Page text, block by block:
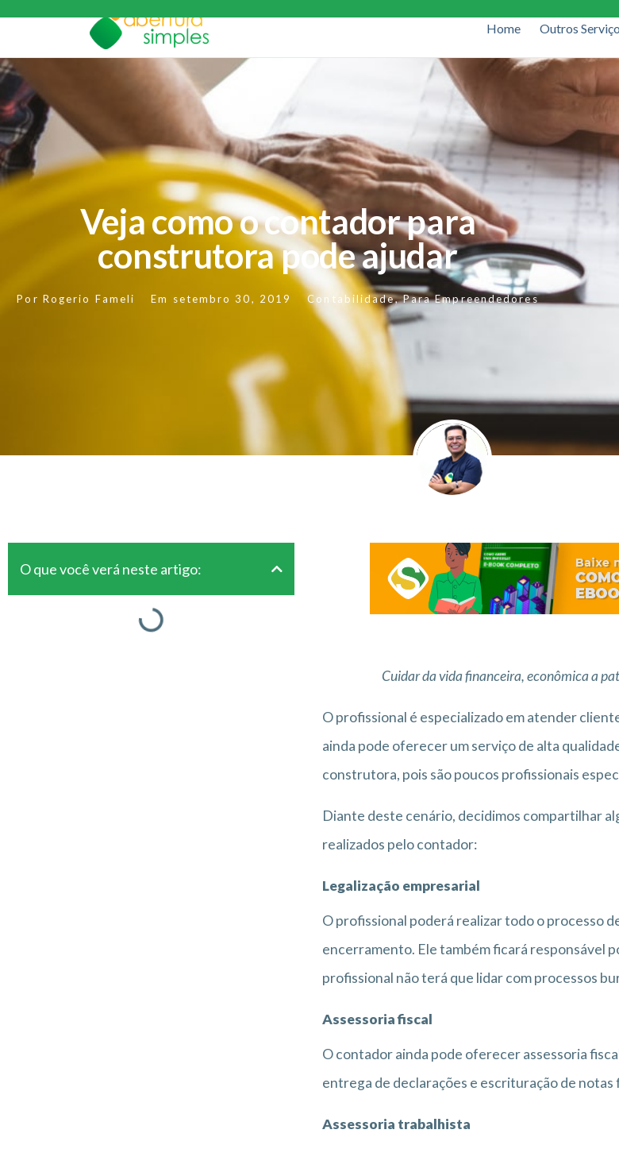
Home Outros
Veja como o contador para
construtora pode ajudar
Por Rogerio Fameli Em setembro 30, 2019 Contabilidade,Para Empreendedores
O que você verá neste artigo:
Cuidar da vida financeira, econômica a
O profissional é especializado em atender
ainda pode oferecer um serviço de alta
construtora, pois são poucos profissionais
Diante deste cenário, decidimos compartilhar
realizados pelo contador:
Legalização empresarial
O profissional poderá realizar todo o processo
encerramento. Ele também ficará responsável
profissional não terá que lidar com processos
Assessoria fiscal
O contador ainda pode oferecer assessoria
entrega de declarações e escrituração de notas
Assessoria trabalhista